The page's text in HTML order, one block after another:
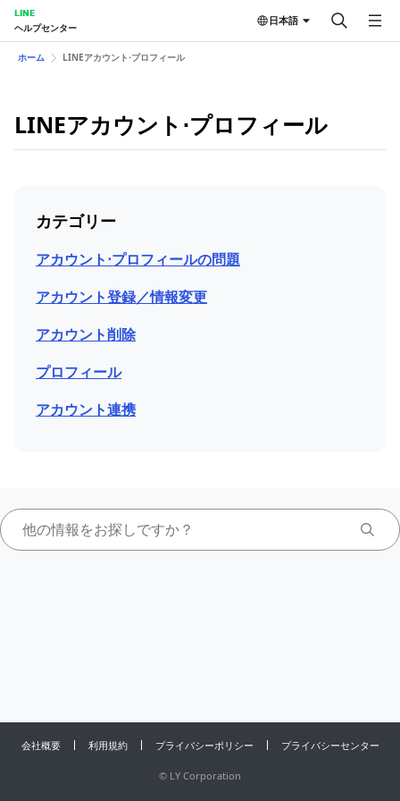
LINE
ヘルプセンター
日本語
ホーム LINEアカウント⋅プロフィール
LINEアカウント⋅プロフィール
カテゴリー
アカウント⋅プロフィールの問題
アカウント登録／情報変更
アカウント削除
プロフィール
アカウント連携
会社概要 利用規約 プライバシーポリシー プライバシーセンター
© LY Corporation